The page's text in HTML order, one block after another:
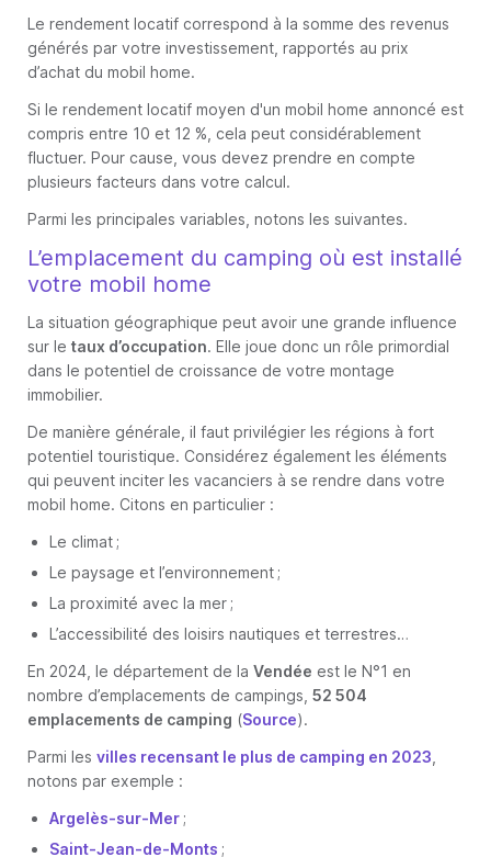
Le rendement locatif correspond à la somme des revenus
générés par votre investissement, rapportés au prix
d’achat du mobil home.
Si le rendement locatif moyen d'un mobil home annoncé est
compris entre 10 et 12 %, cela peut considérablement
fluctuer. Pour cause, vous devez prendre en compte
plusieurs facteurs dans votre calcul.
Parmi les principales variables, notons les suivantes.
L’emplacement du camping où est installé
votre mobil home
La situation géographique peut avoir une grande influence
sur le taux d’occupation. Elle joue donc un rôle primordial
dans le potentiel de croissance de votre montage
immobilier.
De manière générale, il faut privilégier les régions à fort
potentiel touristique. Considérez également les éléments
qui peuvent inciter les vacanciers à se rendre dans votre
mobil home. Citons en particulier :
Le climat ;
Le paysage et l’environnement ;
La proximité avec la mer ;
L’accessibilité des loisirs nautiques et terrestres…
En 2024, le département de la Vendée est le N°1 en
nombre d’emplacements de campings, 52 504
emplacements de camping (Source).
Parmi les villes recensant le plus de camping en 2023
notons par exemple :
Argelès-sur-Mer ;
Saint-Jean-de-Monts ;